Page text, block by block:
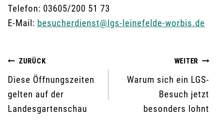
Telefon: 03605/200 51 73
E-Mail: besucherdienst@lgs-leinefelde-worbis.de
Beitragsnavigation
ZURÜCK
Diese Öffnungszeiten
gelten auf der
Landesgartenschau
WEITER
Warum sich ein LGS-
Besuch jetzt
besonders lohnt